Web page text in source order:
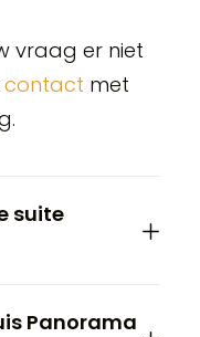
vraag er niet
contact met
suite
Panorama